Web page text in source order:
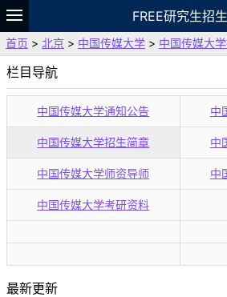
FREE研究生招生
题库
故事 专题 APP
VIP
首页 > 北京 > 中国传媒大学 > 中国传媒大
栏目导航
中国传媒大学通知公告 中
中国传媒大学招生简章 中
中国传媒大学师资导师 中
中国传媒大学考研资料
最新更新